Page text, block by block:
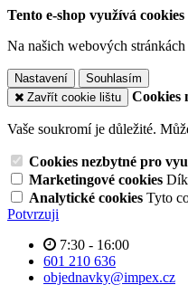
Tento e-shop využívá cookies
Na našich webových
Nastavení
Souhlasím
Zavřít cookie lištu
Cookies
Vaše soukromí je důležité.
Cookies nezbytné pro
Marketingové cookies
Analytické cookies Tyto
Potvrzuji
7:30 - 16:00
601 210 636
objednavky@impex.cz